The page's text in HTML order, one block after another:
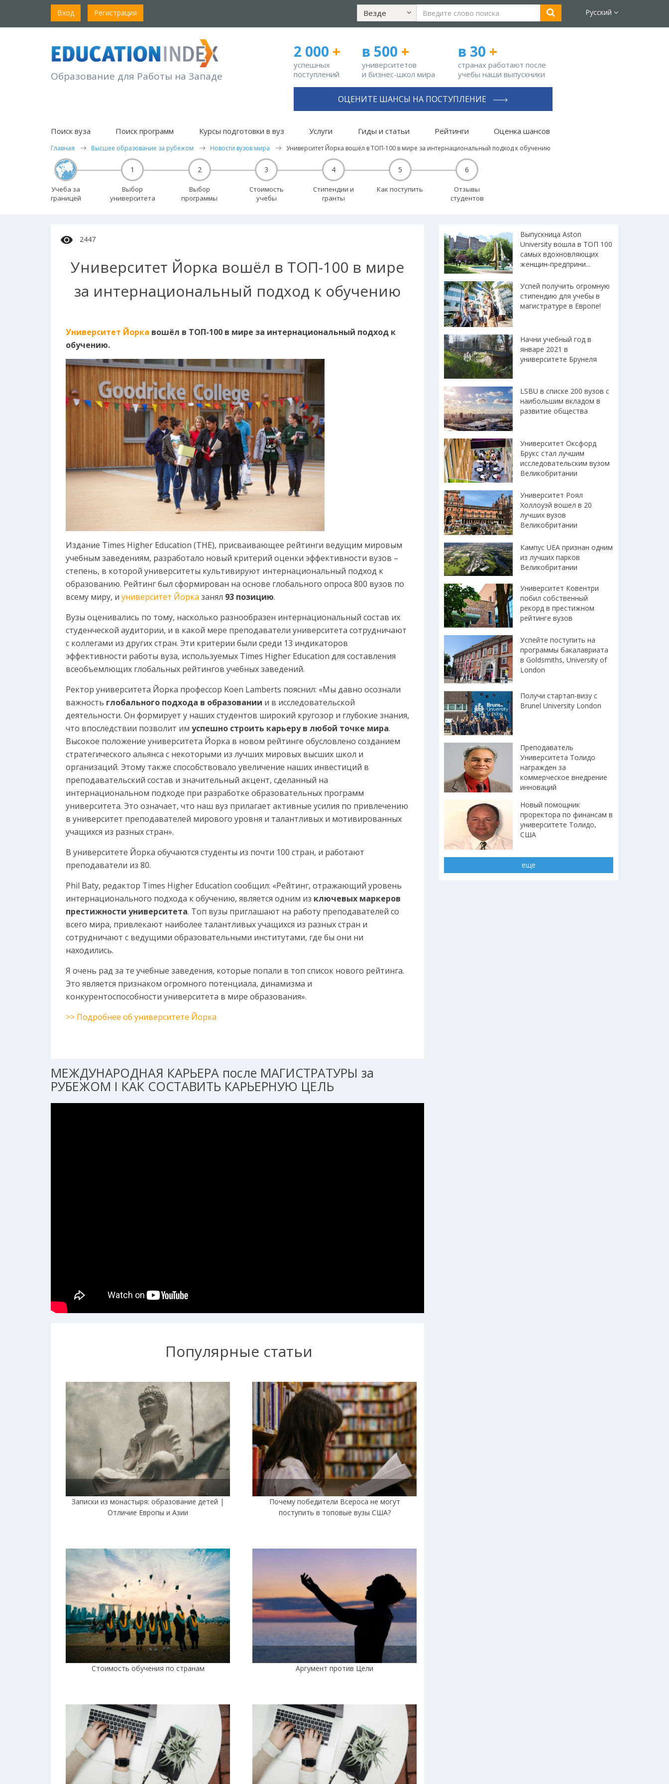
Вход Регистрация Везде Русский
Образование для Работы на Западе
2 000 +
успешных
поступлений
в 500 +
университетов
и бизнес-школ мира
в 30 +
странах работают после
учебы наши выпускники
ОЦЕНИТЕ ШАНСЫ НА ПОСТУПЛЕНИЕ
Поиск вуза Поиск программ Курсы подготовки в вуз Услуги Гиды и статьи Рейтинги Оценка шансов
Главная Высшее образование за рубежом Новости вузов мира Университет Йорка вошёл в ТОП-100 в мире за интернациональный подход к обучению
Учеба за
границей
1
Выбор
университета
2
Выбор
программы
3
Стоимость
учебы
4
Стипендии и
гранты
5
Как поступить
6
Отзывы
студентов
2447
Университет Йорка вошёл в ТОП-100 в мире
за интернациональный подход к обучению
Университет Йорка вошёл в ТОП-100 в мире за интернациональный подход к
обучению.
Издание Times Higher Education (THE), присваивающее рейтинги ведущим мировым
учебным заведениям, разработало новый критерий оценки эффективности вузов –
степень, в которой университеты культивируют интернациональный подход к
образованию. Рейтинг был сформирован на основе глобального опроса 800 вузов по
всему миру, и университет Йорка занял 93 позицию.
Вузы оценивались по тому, насколько разнообразен интернациональный состав их
студенческой аудитории, и в какой мере преподаватели университета сотрудничают
с коллегами из других стран. Эти критерии были среди 13 индикаторов
эффективности работы вуза, используемых Times Higher Education для составления
всеобъемлющих глобальных рейтингов учебных заведений.
Ректор университета Йорка профессор Koen Lamberts пояснил: «Мы давно осознали
важность глобального подхода в образовании и в исследовательской
деятельности. Он формирует у наших студентов широкий кругозор и глубокие знания,
что впоследствии позволит им успешно строить карьеру в любой точке мира.
Высокое положение университета Йорка в новом рейтинге обусловлено созданием
стратегического альянса с некоторыми из лучших мировых высших школ и
организаций. Этому также способствовало увеличение наших инвестиций в
преподавательский состав и значительный акцент, сделанный на
интернациональном подходе при разработке образовательных программ
университета. Это означает, что наш вуз прилагает активные усилия по привлечению
в университет преподавателей мирового уровня и талантливых и мотивированных
учащихся из разных стран».
В университете Йорка обучаются студенты из почти 100 стран, и работают
преподаватели из 80.
Phil Baty, редактор Times Higher Education сообщил: «Рейтинг, отражающий уровень
интернационального подхода к обучению, является одним из ключевых маркеров
престижности университета. Топ вузы приглашают на работу преподавателей со
всего мира, привлекают наиболее талантливых учащихся из разных стран и
сотрудничают с ведущими образовательными институтами, где бы они ни
находились.
Я очень рад за те учебные заведения, которые попали в топ список нового рейтинга.
Это является признаком огромного потенциала, динамизма и
конкурентоспособности университета в мире образования».
>> Подробнее об университете Йорка
МЕЖДУНАРОДНАЯ КАРЬЕРА после МАГИСТРАТУРЫ за
РУБЕЖОМ I КАК СОСТАВИТЬ КАРЬЕРНУЮ ЦЕЛЬ
Популярные статьи
Записки из монастыря: образование детей |
Отличие Европы и Азии
Почему победители Всероса не могут
поступить в топовые вузы США?
Стоимость обучения по странам Аргумент против Цели
Выпускница Aston
University вошла в ТОП 100
самых вдохновляющих
женщин-предприни...
Успей получить огромную
стипендию для учебы в
магистратуре в Европе!
Начни учебный год в
январе 2021 в
университете Брунеля
LSBU в списке 200 вузов с
наибольшим вкладом в
развитие общества
Университет Оксфорд
Брукс стал лучшим
исследовательским вузом
Великобритании
Университет Роял
Холлоуэй вошел в 20
лучших вузов
Великобритании
Кампус UEA признан одним
из лучших парков
Великобритании
Университет Ковентри
побил собственный
рекорд в престижном
рейтинге вузов
Успейте поступить на
программы бакалавриата
в Goldsmiths, University of
London
Получи стартап-визу с
Brunel University London
Преподаватель
Университета Толидо
награжден за
коммерческое внедрение
инноваций
Новый помощник
проректора по финансам в
университете Толидо,
США
еще